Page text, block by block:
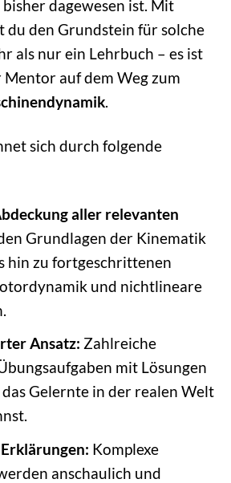
bisher dagewesen ist. Mit
du den Grundstein für solche
als nur ein Lehrbuch – es ist
auf dem Weg zum
.
sich durch folgende
aller relevanten
Grundlagen der Kinematik
hin zu fortgeschrittenen
und nichtlineare
Ansatz: Zahlreiche
mit Lösungen
Gelernte in der realen Welt
Komplexe
anschaulich und